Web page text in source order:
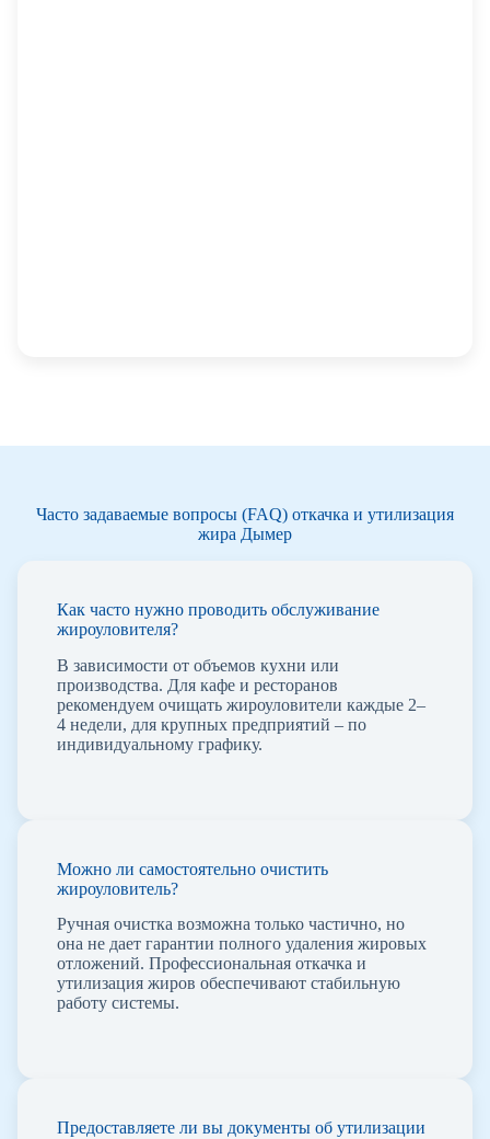
Часто задаваемые вопросы (FAQ) откачка и утилизация
жира Дымер
Как часто нужно проводить обслуживание
жироуловителя?
В зависимости от объемов кухни или
производства. Для кафе и ресторанов
рекомендуем очищать жироуловители каждые 2–
4 недели, для крупных предприятий – по
индивидуальному графику.
Можно ли самостоятельно очистить
жироуловитель?
Ручная очистка возможна только частично, но
она не дает гарантии полного удаления жировых
отложений. Профессиональная откачка и
утилизация жиров обеспечивают стабильную
работу системы.
Предоставляете ли вы документы об утилизации